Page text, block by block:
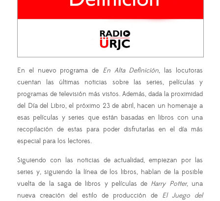
En el nuevo programa de En Alta Definición, las locutoras
cuentan las últimas noticias sobre las series, películas y
programas de televisión más vistos. Además, dada la proximidad
del Día del Libro, el próximo 23 de abril, hacen un homenaje a
esas películas y series que están basadas en libros con una
recopilación de estas para poder disfrutarlas en el día más
especial para los lectores.
Siguiendo con las noticias de actualidad, empiezan por las
series y, siguiendo la línea de los libros, hablan de la posible
vuelta de la saga de libros y películas de Harry Potter, una
nueva creación del estilo de producción de El Juego del